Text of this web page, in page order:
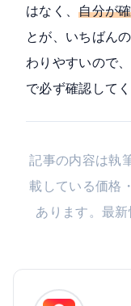
はなく、自分が
とが、いちばん
わりやすいので
で必ず確認して
記事の内容は執
載している価格
あります。最新